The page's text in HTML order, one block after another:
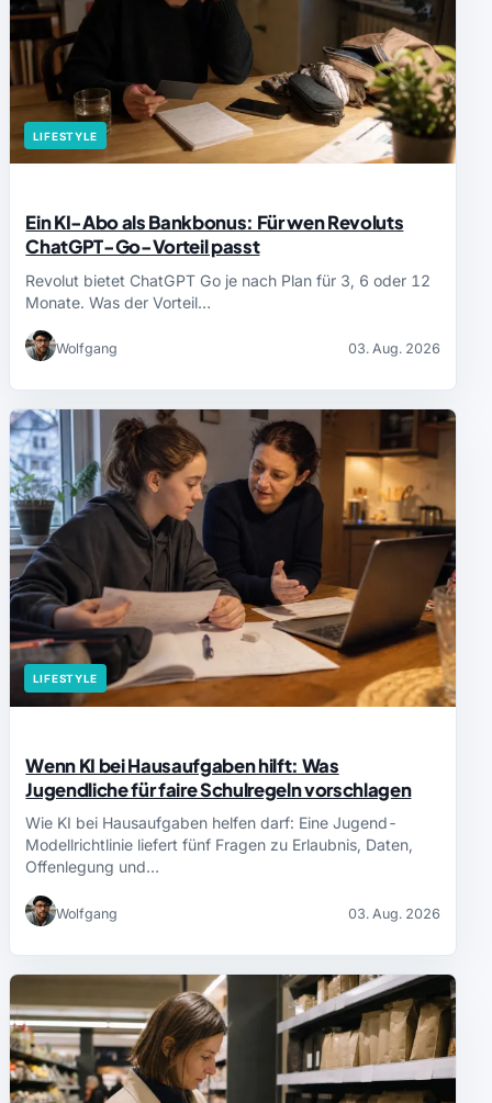
LIFESTYLE
Ein KI-Abo als Bankbonus: Für wen Revoluts
ChatGPT-Go-Vorteil passt
Revolut bietet ChatGPT Go je nach Plan für 3, 6 oder 12
Monate. Was der Vorteil…
Wolfgang 03. Aug. 2026
LIFESTYLE
Wenn KI bei Hausaufgaben hilft: Was
Jugendliche für faire Schulregeln vorschlagen
Wie KI bei Hausaufgaben helfen darf: Eine Jugend-
Modellrichtlinie liefert fünf Fragen zu Erlaubnis, Daten,
Offenlegung und…
Wolfgang 03. Aug. 2026